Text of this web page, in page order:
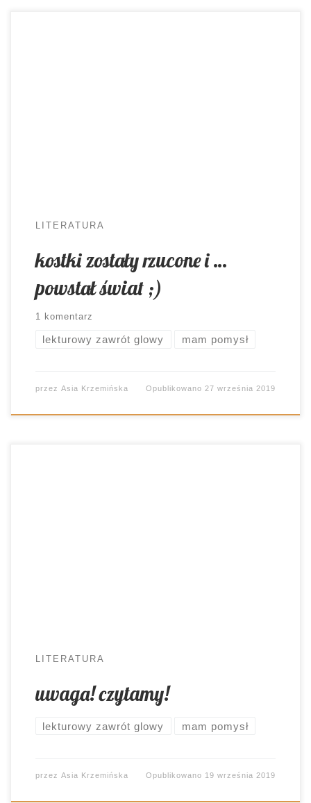
LITERATURA
kostki zostały rzucone i …
powstał świat ;)
1 komentarz
lekturowy zawrót glowy mam pomysł
przez Asia Krzemińska Opublikowano 27 września 2019
LITERATURA
uwaga! czytamy!
lekturowy zawrót glowy mam pomysł
przez Asia Krzemińska Opublikowano 19 września 2019